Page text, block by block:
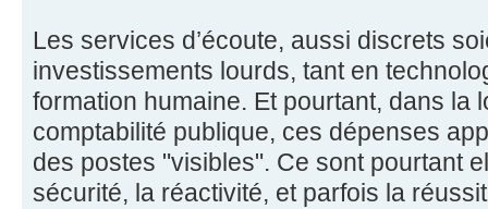
Les services d’écoute, aussi discrets
investissements lourds, tant en
formation humaine. Et pourtant, dans la
comptabilité publique, ces dépenses
des postes "visibles". Ce sont pourtant
sécurité, la réactivité, et parfois la